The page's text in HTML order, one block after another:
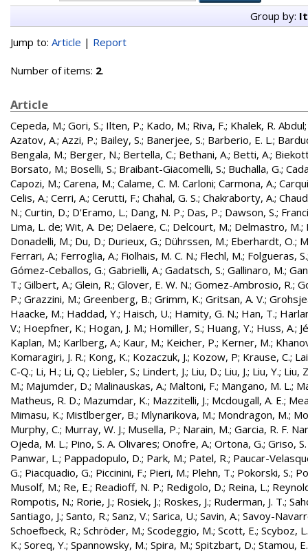
Group by:
Jump to: Article | Report
Number of items: 2.
Article
Cepeda, M.; Gori, S.; Ilten, P.; Kado, M.; Riva, F.; Khalek, R. Abdul
Azatov, A.; Azzi, P.; Bailey, S.; Banerjee, S.; Barberio, E. L.;
Bengala, M.; Berger, N.; Bertella, C.; Bethani, A.; Betti, A.;
Borsato, M.; Boselli, S.; Braibant-Giacomelli, S.; Buchalla, G.;
Capozi, M.; Carena, M.; Calame, C. M. Carloni; Carmona, A.;
Celis, A.; Cerri, A.; Cerutti, F.; Chahal, G. S.; Chakraborty, A.;
N.; Curtin, D.; D'Eramo, L.; Dang, N. P.; Das, P.; Dawson, S.;
Lima, L. de; Wit, A. De; Delaere, C.; Delcourt, M.; Delmastro, M.;
Donadelli, M.; Du, D.; Durieux, G.; Dührssen, M.; Eberhardt, O.;
Ferrari, A.; Ferroglia, A.; Fiolhais, M. C. N.; Flechl, M.; Folgueras, S.
Gómez-Ceballos, G.; Gabrielli, A.; Gadatsch, S.; Gallinaro, M.;
T.; Gilbert, A.; Glein, R.; Glover, E. W. N.; Gomez-Ambrosio, R.;
P.; Grazzini, M.; Greenberg, B.; Grimm, K.; Gritsan, A. V.;
Haacke, M.; Haddad, Y.; Haisch, U.; Hamity, G. N.; Han, T.;
V.; Hoepfner, K.; Hogan, J. M.; Homiller, S.; Huang, Y.; Huss, A.;
Kaplan, M.; Karlberg, A.; Kaur, M.; Keicher, P.; Kerner, M.;
Komaragiri, J. R.; Kong, K.; Kozaczuk, J.; Kozow, P; Krause, C.;
C-Q.; Li, H.; Li, Q.; Liebler, S.; Lindert, J.; Liu, D.; Liu, J.; Liu, Y.; Liu,
M.; Majumder, D.; Malinauskas, A.; Maltoni, F.; Mangano, M. L.;
Matheus, R. D.; Mazumdar, K.; Mazzitelli, J.; Mcdougall, A. E.;
Mimasu, K.; Mistlberger, B.; Mlynarikova, M.; Mondragon, M.;
Murphy, C.; Murray, W. J.; Musella, P.; Narain, M.; Garcia, R. F.
Ojeda, M. L.; Pino, S. A. Olivares; Onofre, A.; Ortona, G.; Griso,
Panwar, L.; Pappadopulo, D.; Park, M.; Patel, R.; Paucar-
G.; Piacquadio, G.; Piccinini, F.; Pieri, M.; Plehn, T.; Pokorski, S.;
Musolf, M.; Re, E.; Readioff, N. P.; Redigolo, D.; Reina, L.;
Rompotis, N.; Rorie, J.; Rosiek, J.; Roskes, J.; Ruderman, J. T.;
Santiago, J.; Santo, R.; Sanz, V.; Sarica, U.; Savin, A.; Savoy-
Schoefbeck, R.; Schröder, M.; Scodeggio, M.; Scott, E.; Scyboz, L.
K.; Soreq, Y.; Spannowsky, M.; Spira, M.; Spitzbart, D.; Stamou, E.